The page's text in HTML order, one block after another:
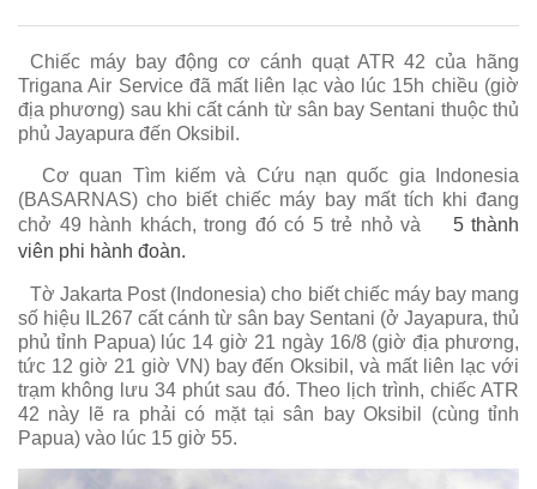
Chiếc máy bay động cơ cánh quạt ATR 42 của hãng
Trigana Air Service đã mất liên lạc vào lúc 15h chiều (giờ
địa phương) sau khi cất cánh từ sân bay Sentani thuộc thủ
phủ Jayapura đến Oksibil.
Cơ quan Tìm kiếm và Cứu nạn quốc gia Indonesia
(BASARNAS) cho biết chiếc máy bay mất tích khi đang
chở 49 hành khách, trong đó có 5 trẻ nhỏ và
5 thành
viên phi hành đoàn.
Tờ Jakarta Post (Indonesia) cho biết chiếc máy bay mang
số hiệu IL267 cất cánh từ sân bay Sentani (ở Jayapura, thủ
phủ tỉnh Papua) lúc 14 giờ 21 ngày 16/8 (giờ địa phương,
tức 12 giờ 21 giờ VN) bay đến Oksibil, và mất liên lạc với
trạm không lưu 34 phút sau đó. Theo lịch trình, chiếc ATR
42 này lẽ ra phải có mặt tại sân bay Oksibil (cùng tỉnh
Papua) vào lúc 15 giờ 55.